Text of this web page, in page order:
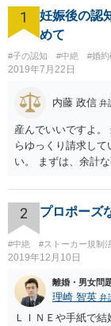
1
妊娠後の認
めて
#子の認知 #中絶 #婚約
2019年7月22日
内藤 政信 弁
産んでいいですよ
らゆっくり請求し
い。 まずは、余計
2 プロポーズ
#中絶 #ストーカー規制
2019年12月10日
離婚・男女問
理崎 智英 弁
ＬＩＮＥや手紙で